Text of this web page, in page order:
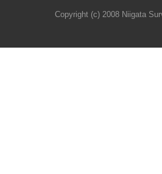
Copyright (c) 2008 Niigata